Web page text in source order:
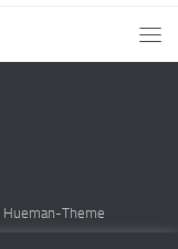
Hueman-Theme